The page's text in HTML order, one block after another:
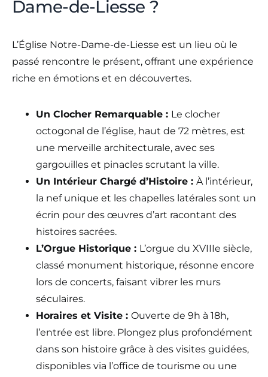
Dame-de-Liesse ?
L’Église Notre-Dame-de-Liesse est un lieu où le
passé rencontre le présent, offrant une expérience
riche en émotions et en découvertes.
Un Clocher Remarquable : Le clocher
octogonal de l’église, haut de 72 mètres, est
une merveille architecturale, avec ses
gargouilles et pinacles scrutant la ville.
Un Intérieur Chargé d’Histoire : À l’intérieur,
la nef unique et les chapelles latérales sont un
écrin pour des œuvres d’art racontant des
histoires sacrées.
L’Orgue Historique : L’orgue du XVIIIe siècle,
classé monument historique, résonne encore
lors de concerts, faisant vibrer les murs
séculaires.
Horaires et Visite : Ouverte de 9h à 18h,
l’entrée est libre. Plongez plus profondément
dans son histoire grâce à des visites guidées,
disponibles via l’office de tourisme ou une